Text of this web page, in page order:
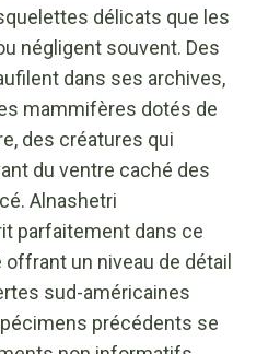
délicats que les
négligent souvent. Des
dans ses archives,
mammifères dotés de
des créatures qui
du ventre caché des
Alnashetri
parfaitement dans ce
un niveau de détail
sud-américaines
précédents se